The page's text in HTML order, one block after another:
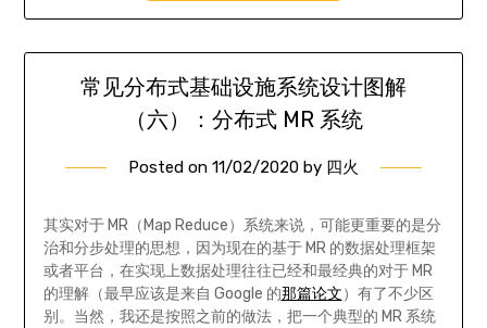
常见分布式基础设施系统设计图解
（六）：分布式 MR 系统
Posted on 11/02/2020 by 四火
其实对于 MR（Map Reduce）系统来说，可能更重要的是分
治和分步处理的思想，因为现在的基于 MR 的数据处理框架
或者平台，在实现上数据处理往往已经和最经典的对于 MR
的理解（最早应该是来自 Google 的那篇论文）有了不少区
别。当然，我还是按照之前的做法，把一个典型的 MR 系统